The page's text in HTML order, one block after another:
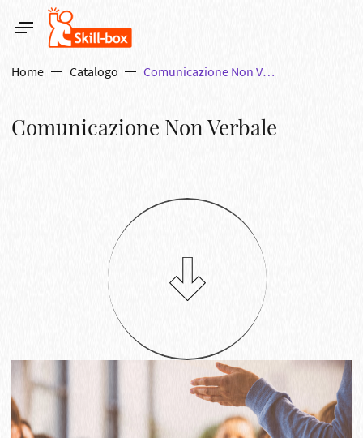
Home Catalogo Comunicazione Non Verbale
Comunicazione Non Verbale